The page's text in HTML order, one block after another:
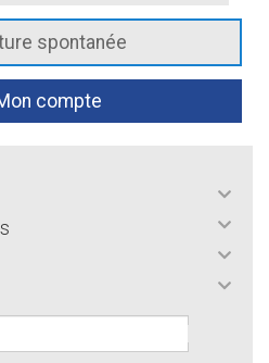
spontanée
compte